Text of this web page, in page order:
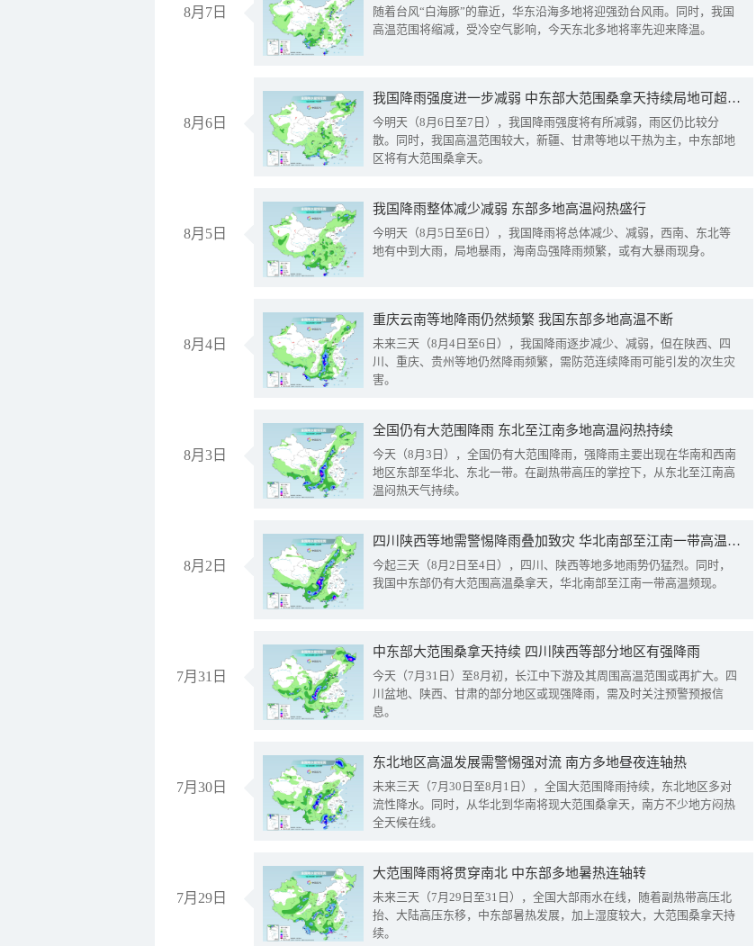
8月7日
随着台风“白海豚”的靠近，华东沿海多地将迎强劲台风雨。同时，我国
高温范围将缩减，受冷空气影响，今天东北多地将率先迎来降温。
8月6日
我国降雨强度进一步减弱 中东部大范围桑拿天持续局地可超38℃
今明天（8月6日至7日），我国降雨强度将有所减弱，雨区仍比较分
散。同时，我国高温范围较大，新疆、甘肃等地以干热为主，中东部地
区将有大范围桑拿天。
8月5日
我国降雨整体减少减弱 东部多地高温闷热盛行
今明天（8月5日至6日），我国降雨将总体减少、减弱，西南、东北等
地有中到大雨，局地暴雨，海南岛强降雨频繁，或有大暴雨现身。
8月4日
重庆云南等地降雨仍然频繁 我国东部多地高温不断
未来三天（8月4日至6日），我国降雨逐步减少、减弱，但在陕西、四
川、重庆、贵州等地仍然降雨频繁，需防范连续降雨可能引发的次生灾
害。
8月3日
全国仍有大范围降雨 东北至江南多地高温闷热持续
今天（8月3日），全国仍有大范围降雨，强降雨主要出现在华南和西南
地区东部至华北、东北一带。在副热带高压的掌控下，从东北至江南高
温闷热天气持续。
8月2日
四川陕西等地需警惕降雨叠加致灾 华北南部至江南一带高温频现
今起三天（8月2日至4日），四川、陕西等地多地雨势仍猛烈。同时，
我国中东部仍有大范围高温桑拿天，华北南部至江南一带高温频现。
7月31日
中东部大范围桑拿天持续 四川陕西等部分地区有强降雨
今天（7月31日）至8月初，长江中下游及其周围高温范围或再扩大。四
川盆地、陕西、甘肃的部分地区或现强降雨，需及时关注预警预报信
息。
7月30日
东北地区高温发展需警惕强对流 南方多地昼夜连轴热
未来三天（7月30日至8月1日），全国大范围降雨持续，东北地区多对
流性降水。同时，从华北到华南将现大范围桑拿天，南方不少地方闷热
全天候在线。
7月29日
大范围降雨将贯穿南北 中东部多地暑热连轴转
未来三天（7月29日至31日），全国大部雨水在线，随着副热带高压北
抬、大陆高压东移，中东部暑热发展，加上湿度较大，大范围桑拿天持
续。